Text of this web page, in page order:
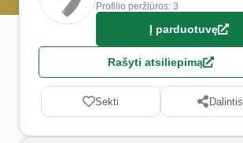
Profilio peržiūros: 3
Į parduotuvę
Rašyti atsiliepimą
Sekti Dalintis